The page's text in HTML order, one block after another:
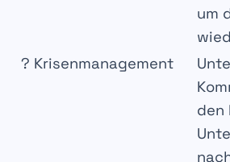
um
? Krisenmanagement
den